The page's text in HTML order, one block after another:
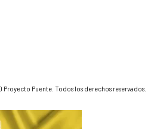
Puente. Todos los derechos reservados.